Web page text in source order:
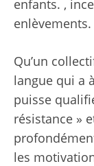
enfants. ,
enlèvements.
Qu’un
langue qui a
puisse
résistance »
les